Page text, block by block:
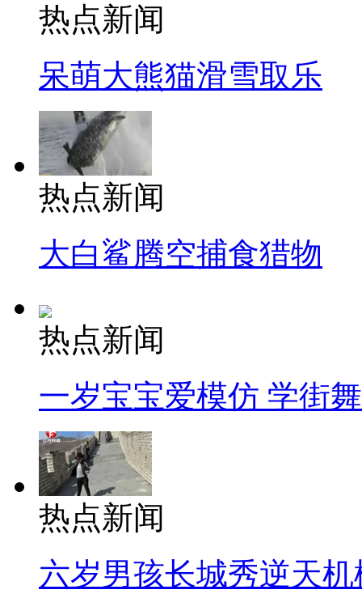
热点新闻
呆萌大熊猫滑雪取乐
热点新闻
大白鲨腾空捕食猎物
热点新闻
一岁宝宝爱模仿 学街
热点新闻
六岁男孩长城秀逆天机